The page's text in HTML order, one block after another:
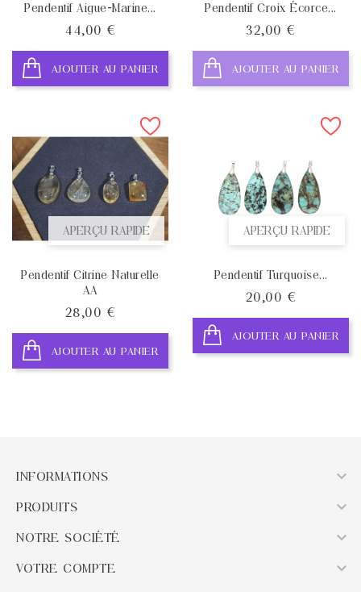
Pendentif Aigue-Marine...
44,00 €
AJOUTER AU PANIER
Pendentif Croix Écorce...
32,00 €
AJOUTER AU PANIER
APERÇU RAPIDE
Pendentif Citrine Naturelle
AA
28,00 €
AJOUTER AU PANIER
APERÇU RAPIDE
Pendentif Turquoise...
20,00 €
AJOUTER AU PANIER
INFORMATIONS 
PRODUITS 
NOTRE SOCIÉTÉ 
VOTRE COMPTE
